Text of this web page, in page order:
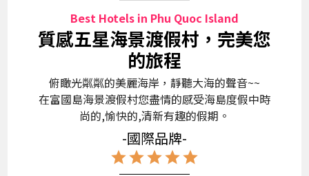
Best Hotels in Phu Quoc Island
質感五星海景渡假村，完美您
的旅程
俯瞰光粼粼的美麗海岸，靜聽大海的聲音~~
在富國島海景渡假村您盡情的感受海島度假中時
尚的,愉快的,清新有趣的假期。
-國際品牌-
starstarstarstarstar